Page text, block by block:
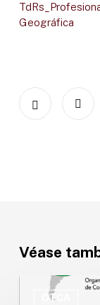
Geográfica
Véase
OTCA